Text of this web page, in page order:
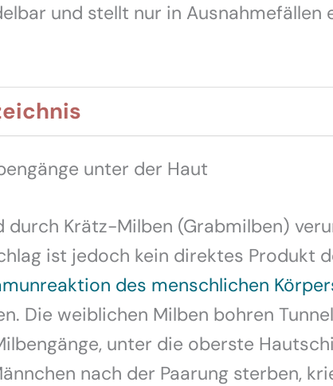
und stellt nur in Ausnahmefällen
unter der Haut
durch Krätz-Milben (Grabmilben)
ist jedoch kein direktes Produkt
des menschlichen
Die weiblichen Milben bohren
unter die oberste
nach der Paarung sterben,